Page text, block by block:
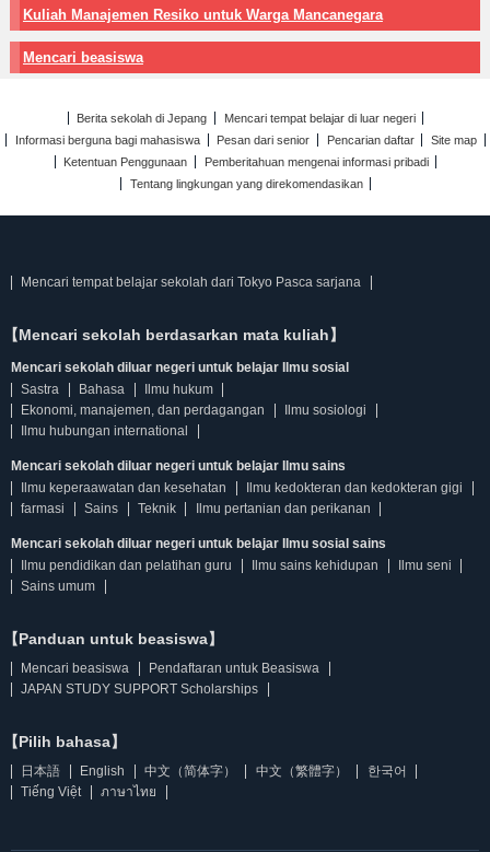
Kuliah Manajemen Resiko untuk Warga Mancanegara
Mencari beasiswa
Berita sekolah di Jepang
Mencari tempat belajar di luar negeri
Informasi berguna bagi mahasiswa
Pesan dari senior Pencarian daftar
Site map
Ketentuan Penggunaan
Pemberitahuan mengenai informasi pribadi
Tentang lingkungan yang direkomendasikan
Mencari tempat belajar sekolah dari Tokyo Pasca sarjana
【Mencari sekolah berdasarkan mata kuliah】
Mencari sekolah diluar negeri untuk belajar Ilmu sosial
Sastra
Bahasa
Ilmu hukum
Ekonomi, manajemen, dan perdagangan
Ilmu sosiologi
Ilmu hubungan international
Mencari sekolah diluar negeri untuk belajar Ilmu sains
Ilmu keperaawatan dan kesehatan
Ilmu kedokteran dan kedokteran gigi
farmasi
Sains Teknik Ilmu pertanian dan perikanan
Mencari sekolah diluar negeri untuk belajar Ilmu sosial sains
Ilmu pendidikan dan pelatihan guru
Ilmu sains kehidupan
Ilmu seni
Sains umum
【Panduan untuk beasiswa】
Mencari beasiswa
Pendaftaran untuk Beasiswa
JAPAN STUDY SUPPORT Scholarships
【Pilih bahasa】
日本語 English 中文（简体字） 中文（繁體字）
한국어
Tiếng Việt
ภาษาไทย